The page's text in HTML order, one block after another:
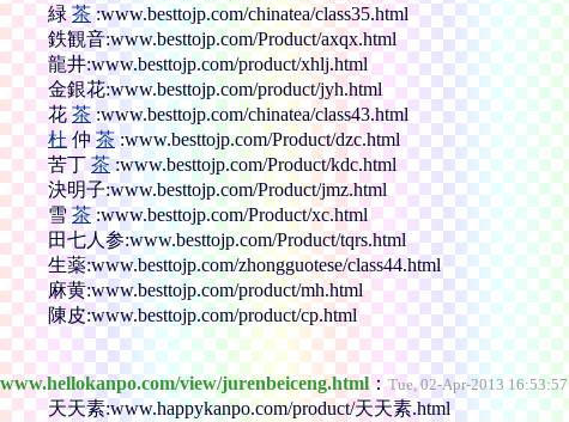
緑茶:www.besttojp.com/chinatea/class35.html
鉄観音:www.besttojp.com/Product/axqx.html
龍井:www.besttojp.com/product/xhlj.html
金銀花:www.besttojp.com/product/jyh.html
花茶:www.besttojp.com/chinatea/class43.html
杜仲茶:www.besttojp.com/Product/dzc.html
苦丁茶:www.besttojp.com/Product/kdc.html
決明子:www.besttojp.com/Product/jmz.html
雪茶:www.besttojp.com/Product/xc.html
田七人参:www.besttojp.com/Product/tqrs.html
生薬:www.besttojp.com/zhongguotese/class44.html
麻黄:www.besttojp.com/product/mh.html
陳皮:www.besttojp.com/product/cp.html
www.hellokanpo.com/view/jurenbeiceng.html：Tue, 02-Apr-2013 16:53:57
天天素:www.happykanpo.com/product/天天素.html